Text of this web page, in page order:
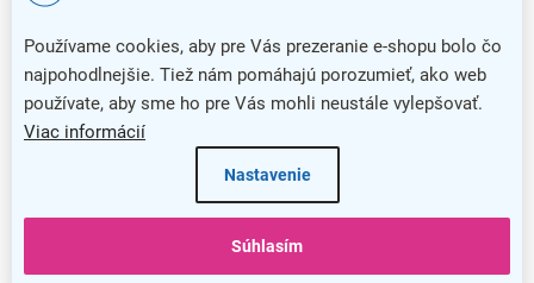
Používame cookies, aby pre Vás prezeranie e-shopu bolo čo
najpohodlnejšie. Tiež nám pomáhajú porozumieť, ako web
používate, aby sme ho pre Vás mohli neustále vylepšovať.
Viac informácií
Nastavenie
Súhlasím
Záruka: 5 rokov
Šírka
70 cm
Materiál: plast
Topkarta: nie